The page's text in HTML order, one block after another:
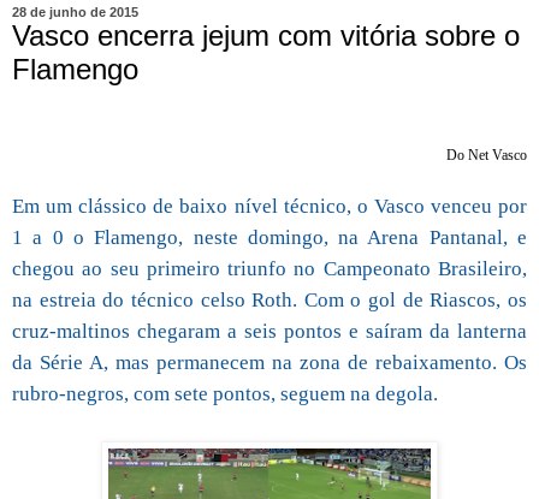
28 de junho de 2015
Vasco encerra jejum com vitória sobre o
Flamengo
Do Net Vasco
Em um clássico de baixo nível técnico, o Vasco venceu por
1 a 0 o Flamengo, neste domingo, na Arena Pantanal, e
chegou ao seu primeiro triunfo no Campeonato Brasileiro,
na estreia do técnico celso Roth. Com o gol de Riascos, os
cruz-maltinos chegaram a seis pontos e saíram da lanterna
da Série A, mas permanecem na zona de rebaixamento. Os
rubro-negros, com sete pontos, seguem na degola.